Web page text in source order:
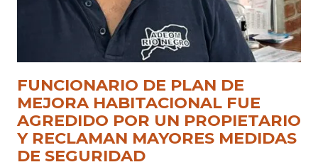
FUNCIONARIO DE PLAN DE
MEJORA HABITACIONAL FUE
AGREDIDO POR UN PROPIETARIO
Y RECLAMAN MAYORES MEDIDAS
DE SEGURIDAD